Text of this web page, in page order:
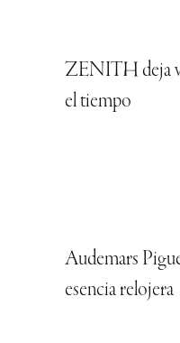
ZENITH deja
el tiempo
Audemars
esencia relojera